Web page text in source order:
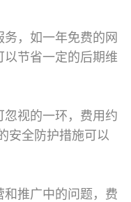
，如一年免费的网
节省一定的后期维
忽视的一环，费用约
安全防护措施可以
和推广中的问题，费